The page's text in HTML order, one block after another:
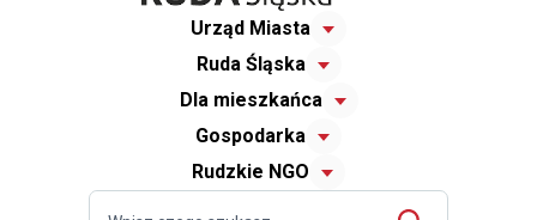
Urząd Miasta
Ruda Śląska
Dla mieszkańca
Gospodarka
Rudzkie NGO